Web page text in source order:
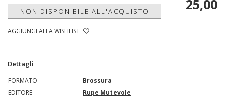
NON DISPONIBILE ALL'ACQUISTO
AGGIUNGI ALLA WISHLIST
25,00
Dettagli
FORMATO
Brossura
EDITORE
Rupe Mutevole